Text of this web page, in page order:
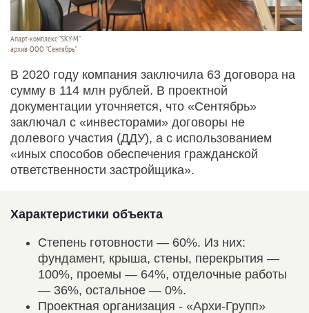
Апарт-комплекс "SKY-M"
архив ООО "Сентябрь"
В 2020 году компания заключила 63 договора на
сумму в 114 млн рублей. В проектной
документации уточняется, что «Сентябрь»
заключал с «инвесторами» договоры не
долевого участия (ДДУ), а с использованием
«иных способов обеспечения гражданской
ответственности застройщика».
Характеристики объекта
Степень готовности — 60%. Из них:
фундамент, крыша, стены, перекрытия —
100%, проемы — 64%, отделочные работы
— 36%, остальное — 0%.
Проектная организация - «Архи-Групп»